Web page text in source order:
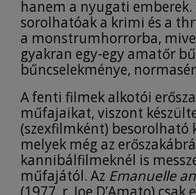
hanem a nyugati
sorolhatóak a krimi és a
a monstrumhorrorba,
gyakran egy-egy amatőr
bűncselekménye,
A fenti filmek alkotói
műfajaikat, viszont
(szexfilmként) besorolható
melyek még az
kannibálfilmeknél is
műfajától. Az Emanuelle